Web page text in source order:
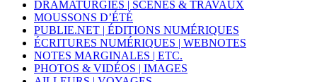
DRAMATURGIES | SCÈNES & TRAVAUX
MOUSSONS D’ÉTÉ
PUBLIE.NET | ÉDITIONS NUMÉRIQUES
ÉCRITURES NUMÉRIQUES | WEBNOTES
NOTES MARGINALES | ETC.
PHOTOS & VIDÉOS | IMAGES